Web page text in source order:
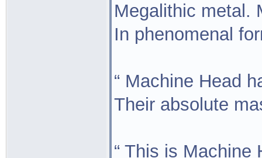
Megalithic metal.
In phenomenal
“ Machine Head
Their absolute
“ This is Machine